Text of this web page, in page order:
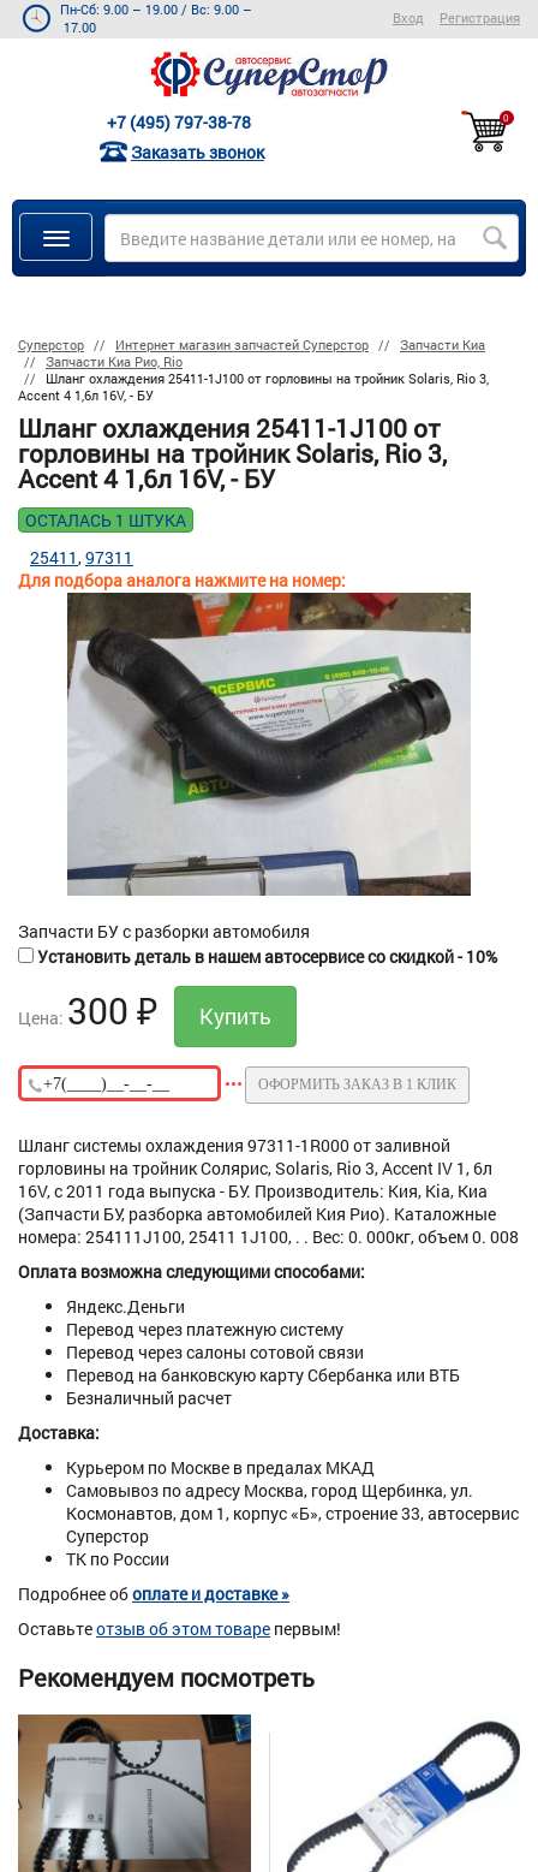
Пн-Сб: 9.00 – 19.00 / Вс: 9.00 –
17.00
Вход Регистрация
+7 (495) 797-38-78
Заказать звонок
0
Суперстор Интернет магазин запчастей Суперстор
Запчасти Киа
Запчасти Киа Рио, Rio
Шланг охлаждения 25411-1J100 от горловины на тройник Solaris, Rio 3,
Accent 4 1,6л 16V, - БУ
Шланг охлаждения 25411-1J100 от
горловины на тройник Solaris, Rio 3,
Accent 4 1,6л 16V, - БУ
ОСТАЛАСЬ 1 ШТУКА
Для подбора аналога нажмите на номер:
25411 97311
Запчасти БУ с разборки автомобиля
Установить деталь в нашем автосервисе со скидкой - 10%
Цена: 300 ₽
ОФОРМИТЬ ЗАКАЗ В 1 КЛИК
Шланг системы охлаждения 97311-1R000 от заливной
горловины на тройник Солярис, Solaris, Rio 3, Accent IV 1, 6л
16V, с 2011 года выпуска - БУ. Производитель: Кия, Kia, Киа
(Запчасти БУ, разборка автомобилей Кия Рио). Каталожные
номера: 254111J100, 25411 1J100, . . Вес: 0. 000кг, объем 0. 008
Оплата возможна следующими способами:
Яндекс.Деньги
Перевод через платежную систему
Перевод через салоны сотовой связи
Перевод на банковскую карту Сбербанка или ВТБ
Безналичный расчет
Доставка:
Курьером по Москве в предалах МКАД
Самовывоз по адресу Москва, город Щербинка, ул.
Космонавтов, дом 1, корпус «Б», строение 33, автосервис
Суперстор
ТК по России
Подробнее обоплате и доставке »
Оставьтеотзыв об этом товаре первым!
Рекомендуем посмотреть